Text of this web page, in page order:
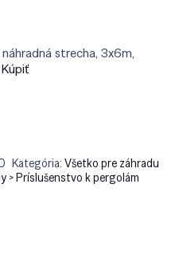
strecha, 3x6m,
Kúpiť
Kategória:Všetko pre záhradu
> Príslušenstvo k pergolám